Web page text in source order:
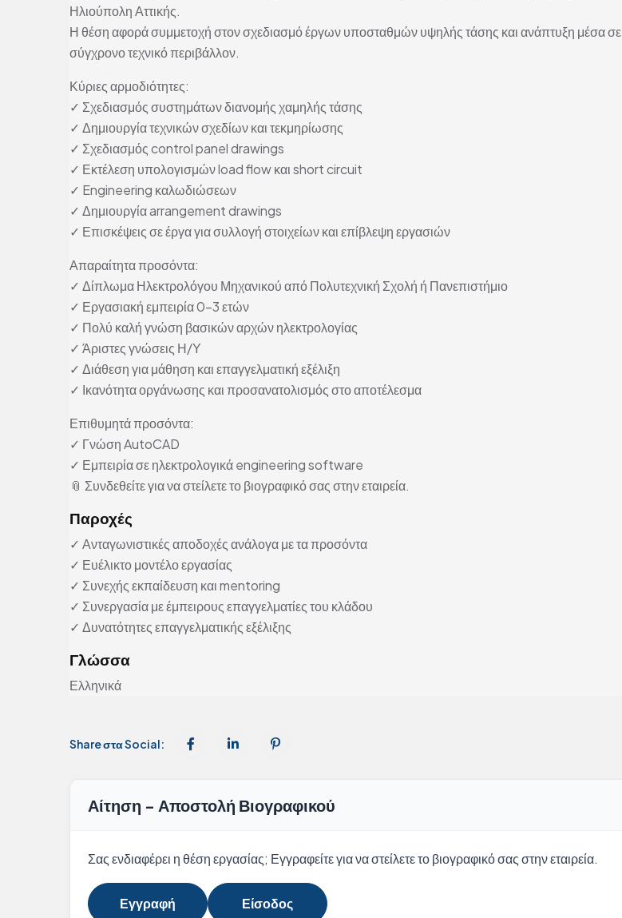
Ηλιούπολη Αττικής.
Η θέση αφορά συμμετοχή στον σχεδιασμό έργων υποσταθμών υψηλής τάσης και ανάπτυξη μέσα σε
σύγχρονο τεχνικό περιβάλλον.
Κύριες αρμοδιότητες:
✓ Σχεδιασμός συστημάτων διανομής χαμηλής τάσης
✓ Δημιουργία τεχνικών σχεδίων και τεκμηρίωσης
✓ Σχεδιασμός control panel drawings
✓ Εκτέλεση υπολογισμών load flow και short circuit
✓ Engineering καλωδιώσεων
✓ Δημιουργία arrangement drawings
✓ Επισκέψεις σε έργα για συλλογή στοιχείων και επίβλεψη εργασιών
Απαραίτητα προσόντα:
✓ Δίπλωμα Ηλεκτρολόγου Μηχανικού από Πολυτεχνική Σχολή ή Πανεπιστήμιο
✓ Εργασιακή εμπειρία 0–3 ετών
✓ Πολύ καλή γνώση βασικών αρχών ηλεκτρολογίας
✓ Άριστες γνώσεις Η/Υ
✓ Διάθεση για μάθηση και επαγγελματική εξέλιξη
✓ Ικανότητα οργάνωσης και προσανατολισμός στο αποτέλεσμα
Επιθυμητά προσόντα:
✓ Γνώση AutoCAD
✓ Εμπειρία σε ηλεκτρολογικά engineering software
📎 Συνδεθείτε για να στείλετε το βιογραφικό σας στην εταιρεία.
Παροχές
✓ Ανταγωνιστικές αποδοχές ανάλογα με τα προσόντα
✓ Ευέλικτο μοντέλο εργασίας
✓ Συνεχής εκπαίδευση και mentoring
✓ Συνεργασία με έμπειρους επαγγελματίες του κλάδου
✓ Δυνατότητες επαγγελματικής εξέλιξης
Γλώσσα
Ελληνικά
Share στα Social:
Αίτηση - Αποστολή Βιογραφικού
Σας ενδιαφέρει η θέση εργασίας; Εγγραφείτε για να στείλετε το βιογραφικό σας στην εταιρεία.
Εγγραφή Είσοδος